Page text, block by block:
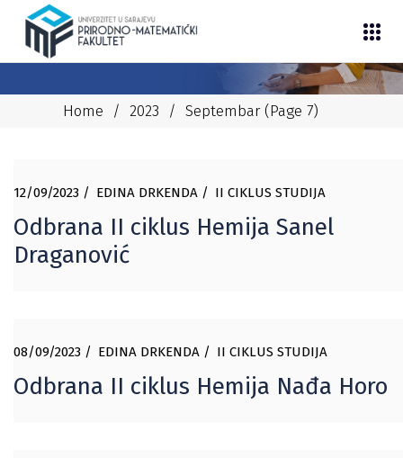
Home /2023 /Septembar(Page 7)
12/09/2023 EDINA DRKENDA II CIKLUS STUDIJA
Odbrana II ciklus Hemija Sanel
Draganović
08/09/2023 EDINA DRKENDA II CIKLUS STUDIJA
Odbrana II ciklus Hemija Nađa Horo